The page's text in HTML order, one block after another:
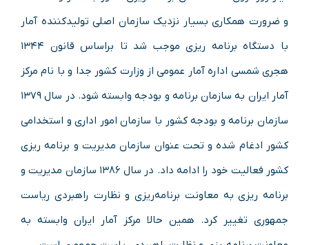
و ضرورت همکاری بسیار نزدیک سازمان اصلی تولیدکننده آمار
با دستگاه برنامه ریزی موجب شد تا براساس قانون ۱۳۴۴
هجری شمسی اداره آمار عمومی از وزارت کشور جدا و با نام مرکز
آمار ایران به سازمان برنامه و بودجه وابسته شود. در سال ۱۳۷۹
سازمان برنامه و بودجه کشور با سازمان امور اداری و استخدامی
کشور ادغام شده و تحت عنوان سازمان مدیریت و برنامه ریزی
کشور فعالیت خود را ادامه داد. در سال ۱۳۸۶ سازمان مدیریت و
برنامه ریزی به معاونت برنامه‌ریزی و نظارت راهبردی ریاست
جمهوری تغییر کرد. همین حالا مرکز آمار ایران وابسته به